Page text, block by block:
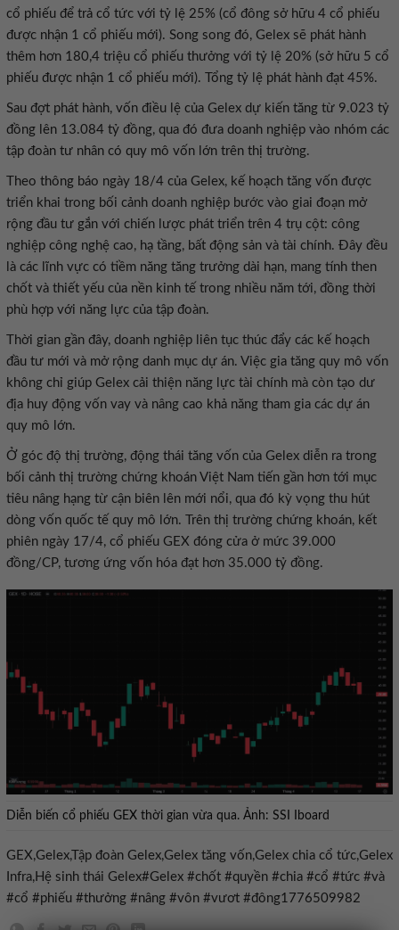
cổ phiếu để trả cổ tức với tỷ lệ 25% (cổ đông sở hữu 4 cổ phiếu
được nhận 1 cổ phiếu mới). Song song đó, Gelex sẽ phát hành
thêm hơn 180,4 triệu cổ phiếu thưởng với tỷ lệ 20% (sở hữu 5 cổ
phiếu được nhận 1 cổ phiếu mới). Tổng tỷ lệ phát hành đạt 45%.
Sau đợt phát hành, vốn điều lệ của Gelex dự kiến tăng từ 9.023 tỷ
đồng lên 13.084 tỷ đồng, qua đó đưa doanh nghiệp vào nhóm các
tập đoàn tư nhân có quy mô vốn lớn trên thị trường.
Theo thông báo ngày 18/4 của Gelex, kế hoạch tăng vốn được
triển khai trong bối cảnh doanh nghiệp bước vào giai đoạn mở
rộng đầu tư gắn với chiến lược phát triển trên 4 trụ cột: công
nghiệp công nghệ cao, hạ tầng, bất động sản và tài chính. Đây đều
là các lĩnh vực có tiềm năng tăng trưởng dài hạn, mang tính then
chốt và thiết yếu của nền kinh tế trong nhiều năm tới, đồng thời
phù hợp với năng lực của tập đoàn.
Thời gian gần đây, doanh nghiệp liên tục thúc đẩy các kế hoạch
đầu tư mới và mở rộng danh mục dự án. Việc gia tăng quy mô vốn
không chỉ giúp Gelex cải thiện năng lực tài chính mà còn tạo dư
địa huy động vốn vay và nâng cao khả năng tham gia các dự án
quy mô lớn.
Ở góc độ thị trường, động thái tăng vốn của Gelex diễn ra trong
bối cảnh thị trường chứng khoán Việt Nam tiến gần hơn tới mục
tiêu nâng hạng từ cận biên lên mới nổi, qua đó kỳ vọng thu hút
dòng vốn quốc tế quy mô lớn. Trên thị trường chứng khoán, kết
phiên ngày 17/4, cổ phiếu GEX đóng cửa ở mức 39.000
đồng/CP, tương ứng vốn hóa đạt hơn 35.000 tỷ đồng.
Diễn biến cổ phiếu GEX thời gian vừa qua. Ảnh: SSI Iboard
GEX,Gelex,Tập đoàn Gelex,Gelex tăng vốn,Gelex chia cổ tức,Gelex
Infra,Hệ sinh thái Gelex#Gelex #chốt #quyền #chia #cổ #tức #và
#cổ #phiếu #thưởng #nâng #vôn #vươt #đông1776509982